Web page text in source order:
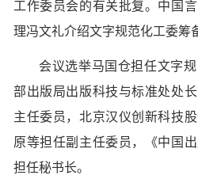
工作委员会的有关批复。中国
理冯文礼介绍文字规范化工委筹
会议选举马国仓担任文字
部出版局出版科技与标准处处
主任委员，北京汉仪创新科技
原等担任副主任委员，《中国
担任秘书长。